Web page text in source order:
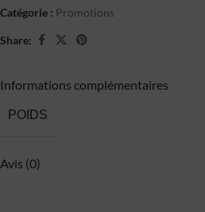
Catégorie : Promotions
Share:
Informations complémentaires
POIDS
Avis (0)